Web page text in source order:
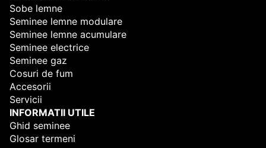
Sobe lemne
Seminee lemne modulare
Seminee lemne acumulare
Seminee electrice
Seminee gaz
Cosuri de fum
Accesorii
Servicii
INFORMATII UTILE
Ghid seminee
Glosar termeni